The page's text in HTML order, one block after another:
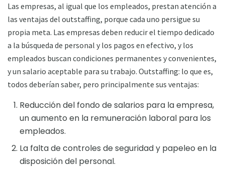
Las empresas, al igual que los empleados, prestan atención a
las ventajas del outstaffing, porque cada uno persigue su
propia meta. Las empresas deben reducir el tiempo dedicado
a la búsqueda de personal y los pagos en efectivo, y los
empleados buscan condiciones permanentes y convenientes,
y un salario aceptable para su trabajo. Outstaffing: lo que es,
todos deberían saber, pero principalmente sus ventajas:
Reducción del fondo de salarios para la empresa,
un aumento en la remuneración laboral para los
empleados.
La falta de controles de seguridad y papeleo en la
disposición del personal.